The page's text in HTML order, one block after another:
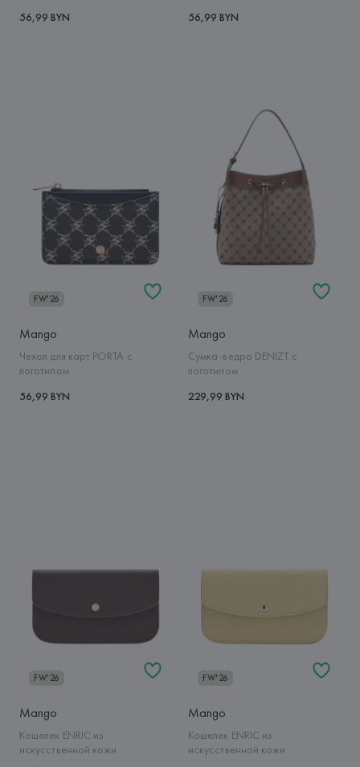
56,99 BYN 56,99 BYN
FW'26
Mango
Чехол для карт PORTA с
логотипом
56,99 BYN
FW'26
Mango
Сумка-ведро DENIZT с
логотипом
229,99 BYN
FW'26
Mango
Кошелек ENRIC из
искусственной кожи
FW'26
Mango
Кошелек ENRIC из
искусственной кожи